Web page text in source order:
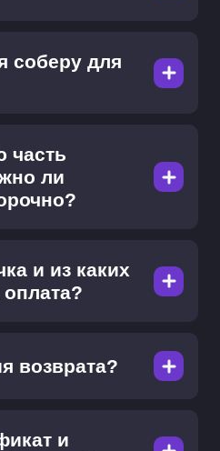
соберу для
часть
ли
и из каких
возврата?
и